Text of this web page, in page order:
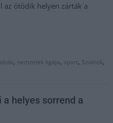
az ötödik helyen zárták a
, nemzetek ligája, sport, Szolnok,
a helyes sorrend a